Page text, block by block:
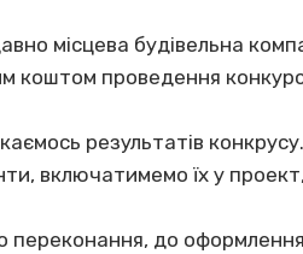
місцева будівельна
коштом проведення
результатів
включатимемо їх у
переконання, до